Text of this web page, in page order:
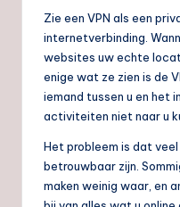
Zie een VPN als een
internetverbinding.
websites uw echte
enige wat ze zien is de
iemand tussen u en het
activiteiten niet naar u
Het probleem is dat
betrouwbaar zijn.
maken weinig waar, en